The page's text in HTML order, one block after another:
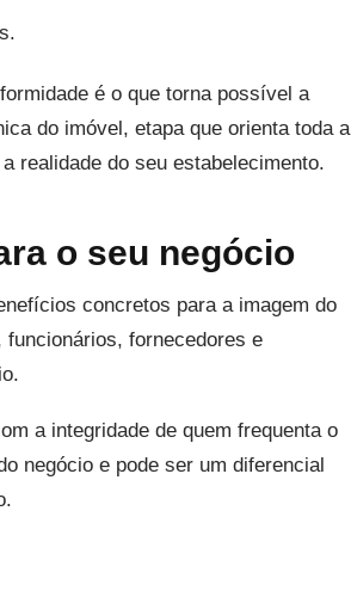
é o que torna possível a
do imóvel, etapa que orienta toda a
realidade do seu estabelecimento.
o seu negócio
concretos para a imagem do
fornecedores e
a integridade de quem frequenta o
negócio e pode ser um diferencial